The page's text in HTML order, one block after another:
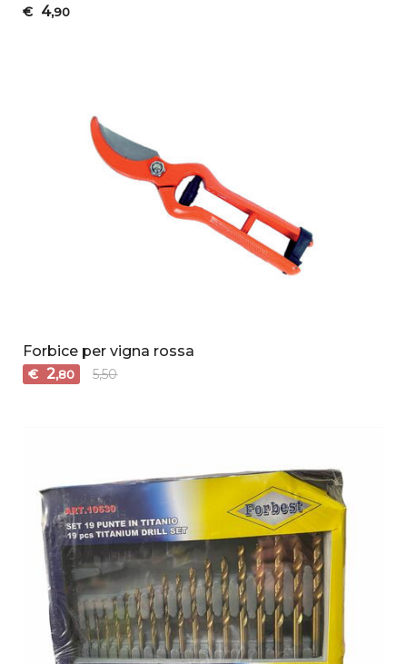
€ 4,90
Forbice per vigna rossa
€ 2,80 5,50